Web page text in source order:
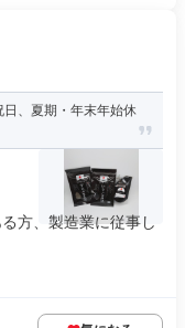
、夏期・年末年始休
方、製造業に従事し